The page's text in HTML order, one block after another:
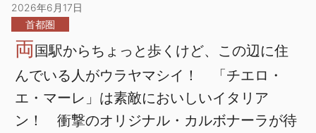
2026年6月17日
首都圏
両国駅からちょっと歩くけど、この辺に住
んでいる人がウラヤマシイ！ 「チエロ・
エ・マーレ」は素敵においしいイタリア
ン！ 衝撃のオリジナル・カルボナーラが待